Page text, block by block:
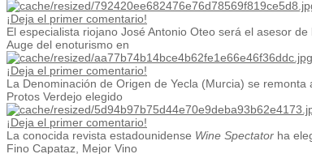
¡Deja el primer comentario!
El especialista riojano José Antonio Oteo será el asesor de
Auge del enoturismo en
¡Deja el primer comentario!
La Denominación de Origen de Yecla (Murcia) se remonta
Protos Verdejo elegido
¡Deja el primer comentario!
La conocida revista estadounidense Wine Spectator ha
Fino Capataz, Mejor Vino